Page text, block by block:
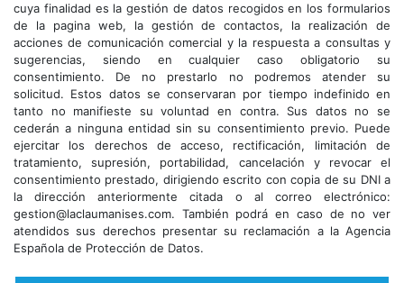
cuya finalidad es la gestión de datos recogidos en los formularios
de la pagina web, la gestión de contactos, la realización de
acciones de comunicación comercial y la respuesta a consultas y
sugerencias, siendo en cualquier caso obligatorio su
consentimiento. De no prestarlo no podremos atender su
solicitud. Estos datos se conservaran por tiempo indefinido en
tanto no manifieste su voluntad en contra. Sus datos no se
cederán a ninguna entidad sin su consentimiento previo. Puede
ejercitar los derechos de acceso, rectificación, limitación de
tratamiento, supresión, portabilidad, cancelación y revocar el
consentimiento prestado, dirigiendo escrito con copia de su DNI a
la dirección anteriormente citada o al correo electrónico:
gestion@laclaumanises.com. También podrá en caso de no ver
atendidos sus derechos presentar su reclamación a la Agencia
Española de Protección de Datos.